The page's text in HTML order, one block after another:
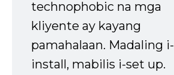
technophobic na mga
kliyente ay kayang
pamahalaan. Madaling i-
install, mabilis i-set up.